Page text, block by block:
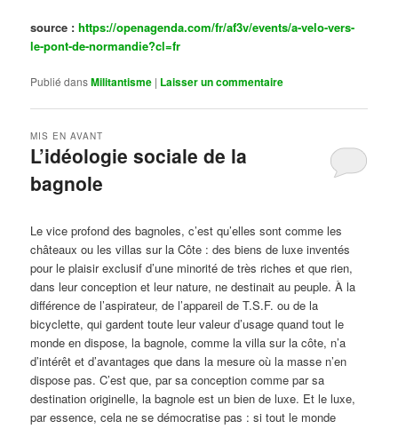
source :https://openagenda.com/fr/af3v/events/a-velo-vers-
le-pont-de-normandie?cl=fr
Publié dansMilitantisme | Laisser un commentaire
L’idéologie sociale de la
bagnole
MIS EN AVANT
Le vice profond des bagnoles, c’est qu’elles sont comme les
châteaux ou les villas sur la Côte : des biens de luxe inventés
pour le plaisir exclusif d’une minorité de très riches et que rien,
dans leur conception et leur nature, ne destinait au peuple. À la
différence de l’aspirateur, de l’appareil de T.S.F. ou de la
bicyclette, qui gardent toute leur valeur d’usage quand tout le
monde en dispose, la bagnole, comme la villa sur la côte, n’a
d’intérêt et d’avantages que dans la mesure où la masse n’en
dispose pas. C’est que, par sa conception comme par sa
destination originelle, la bagnole est un bien de luxe. Et le luxe,
par essence, cela ne se démocratise pas : si tout le monde